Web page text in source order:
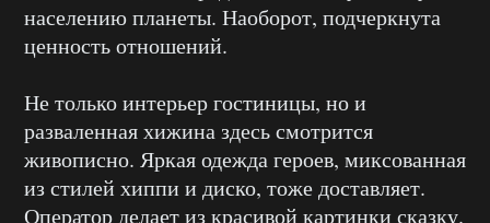
населению планеты. Наоборот, подчеркнута
ценность отношений.
Не только интерьер гостиницы, но и
разваленная хижина здесь смотрится
живописно. Яркая одежда героев, миксованная
из стилей хиппи и диско, тоже доставляет.
Оператор делает из красивой картинки сказку.